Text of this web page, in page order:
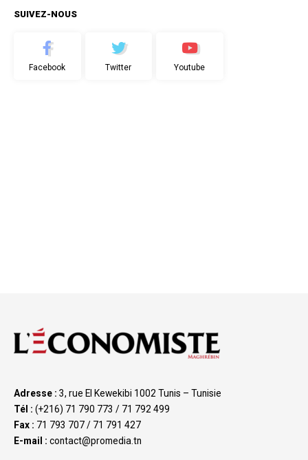
SUIVEZ-NOUS
Facebook Twitter Youtube
Adresse : 3, rue El Kewekibi 1002 Tunis – Tunisie
Tél : (+216) 71 790 773 / 71 792 499
Fax : 71 793 707 / 71 791 427
E-mail : contact@promedia.tn